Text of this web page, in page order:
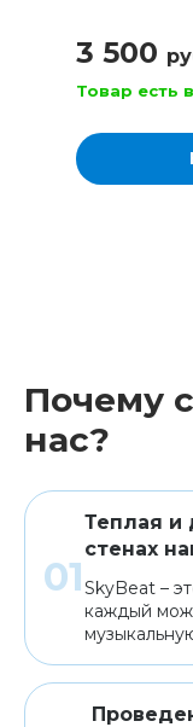
3 500
Товар есть
Почему
нас?
Теплая и
стенах
SkyBeat –
каждый